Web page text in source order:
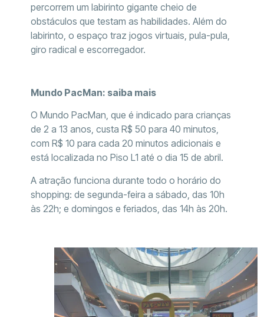
percorrem um labirinto gigante cheio de
obstáculos que testam as habilidades. Além do
labirinto, o espaço traz jogos virtuais, pula-pula,
giro radical e escorregador.
Mundo PacMan: saiba mais
O Mundo PacMan, que é indicado para crianças
de 2 a 13 anos, custa R$ 50 para 40 minutos,
com R$ 10 para cada 20 minutos adicionais e
está localizada no Piso L1 até o dia 15 de abril.
A atração funciona durante todo o horário do
shopping: de segunda-feira a sábado, das 10h
às 22h; e domingos e feriados, das 14h às 20h.